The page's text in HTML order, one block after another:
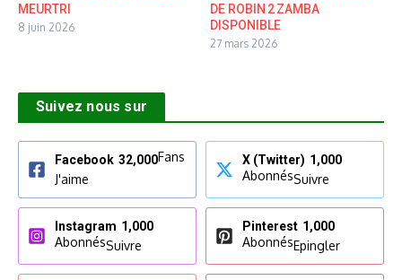
MEURTRI
8 juin 2026
DE ROBIN 2 ZAMBA
DISPONIBLE
27 mars 2026
Suivez nous sur
Facebook 32,000Fans
J'aime
X (Twitter) 1,000
AbonnésSuivre
Instagram 1,000
AbonnésSuivre
Pinterest 1,000
AbonnésEpingler